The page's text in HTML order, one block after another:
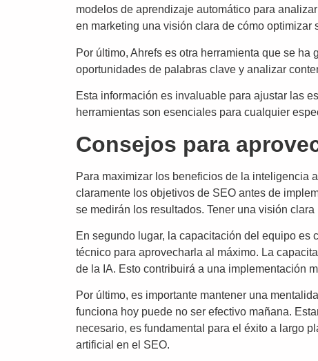
modelos de aprendizaje automático para
en marketing una visión clara de cómo
Por último, Ahrefs es otra herramienta que se
oportunidades de palabras clave y analizar
Esta información es invaluable para ajustar las
herramientas son esenciales para cualquier
Consejos para
Para maximizar los beneficios de la inteligencia
claramente los objetivos de SEO antes de
se medirán los resultados. Tener una visión
En segundo lugar, la capacitación del equipo
técnico para aprovecharla al máximo. La
de la IA. Esto contribuirá a una implementación
Por último, es importante mantener una
funciona hoy puede no ser efectivo mañana.
necesario, es fundamental para el éxito a largo
artificial en el SEO.